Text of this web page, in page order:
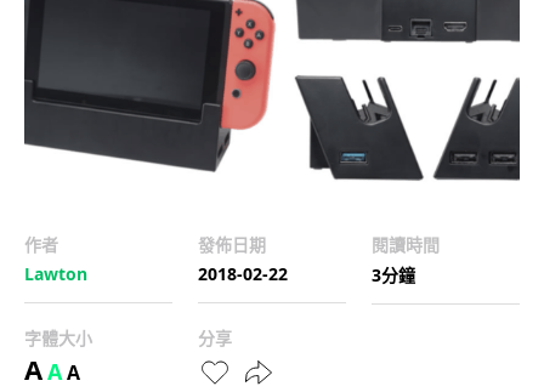
作者
Lawton
發佈日期
2018-02-22
閱讀時間
3分鐘
字體大小
AAA
分享